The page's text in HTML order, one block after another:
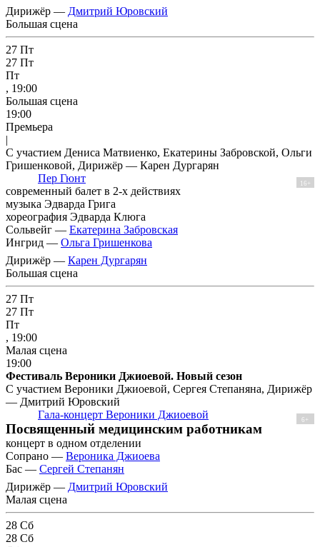
Дирижёр — Дмитрий Юровский
Большая сцена
27 Пт
27 Пт
Пт
, 19:00
Большая сцена
19:00
Премьера
|
С участием Дениса Матвиенко, Екатерины Забровской, Ольги
Гришенковой, Дирижёр — Карен Дургарян
Пер Гюнт
16+
современный балет в 2-х действиях
музыка Эдварда Грига
хореография Эдварда Клюга
Сольвейг — Екатерина Забровская
Ингрид — Ольга Гришенкова
Дирижёр — Карен Дургарян
Большая сцена
27 Пт
27 Пт
Пт
, 19:00
Малая сцена
19:00
Фестиваль Вероники Джиоевой. Новый сезон
С участием Вероники Джиоевой, Сергея Степаняна, Дирижёр
— Дмитрий Юровский
Гала-концерт Вероники Джиоевой
6+
Посвященный медицинским работникам
концерт в одном отделении
Cопрано — Вероника Джиоева
Бас — Сергей Степанян
Дирижёр — Дмитрий Юровский
Малая сцена
28 Сб
28 Сб